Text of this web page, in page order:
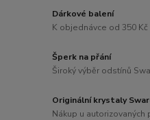
Dárkové balení
K objednávce od 350 Kč
Šperk na přání
Široký výběr odstínů
Originální krystaly
Nákup u autorizovaných